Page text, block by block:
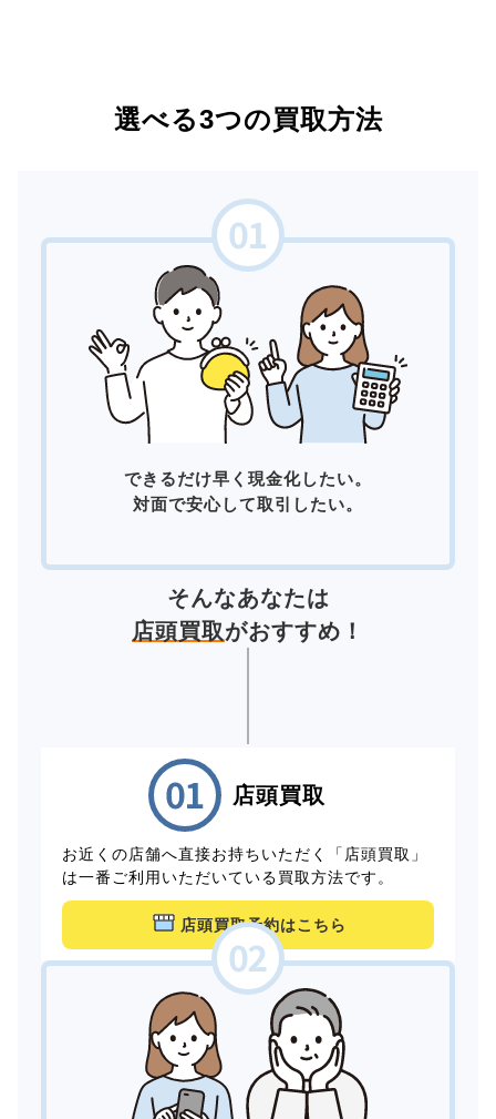
選べる3つの買取方法
できるだけ早く現金化したい。
対面で安心して取引したい。
そんなあなたは
店頭買取がおすすめ！
店頭買取
お近くの店舗へ直接お持ちいただく「店頭買取」
は一番ご利用いただいている買取方法です。
店頭買取予約はこちら